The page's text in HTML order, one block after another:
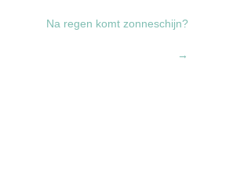
Na regen komt zonneschijn?
→